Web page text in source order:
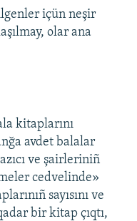
içün neşir
olar ana
kitaplarını
avdet balalar
ve şairleriniñ
cedvelinde»
sayısını ve
bir kitap çıqtı,